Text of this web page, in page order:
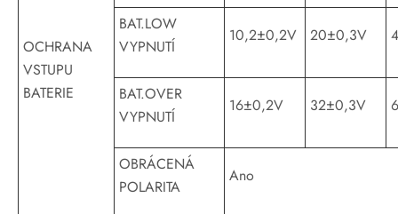
OCHRANA
VSTUPU
BATERIE
BAT.LOW
VYPNUTÍ
10,2±0,2V 20±0,3V
BAT.OVER
VYPNUTÍ
16±0,2V 32±0,3V
OBRÁCENÁ
POLARITA
Ano